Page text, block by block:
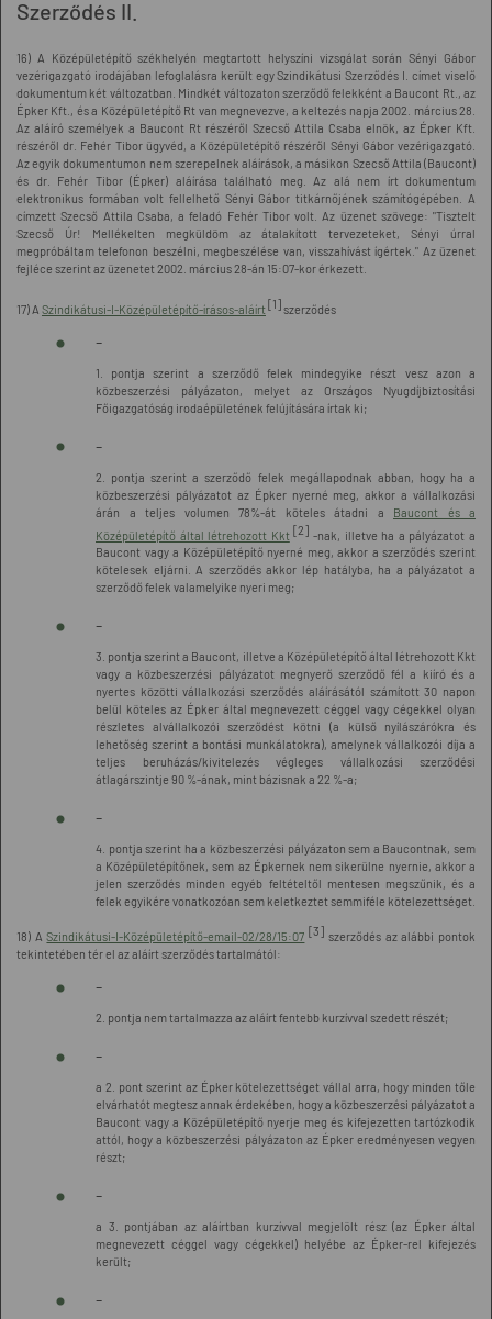
Szerződés II.
16) A Középületépítő székhelyén megtartott helyszíni vizsgálat során Sényi Gábor
vezérigazgató irodájában lefoglalásra került egy Szindikátusi Szerződés I. címet viselő
dokumentum két változatban. Mindkét változaton szerződő felekként a Baucont Rt., az
Épker Kft., és a Középületépítő Rt van megnevezve, a keltezés napja 2002. március 28.
Az aláíró személyek a Baucont Rt részéről Szecső Attila Csaba elnök, az Épker Kft.
részéről dr. Fehér Tibor ügyvéd, a Középületépítő részéről Sényi Gábor vezérigazgató.
Az egyik dokumentumon nem szerepelnek aláírások, a másikon Szecső Attila (Baucont)
és dr. Fehér Tibor (Épker) aláírása található meg. Az alá nem írt dokumentum
elektronikus formában volt fellelhető Sényi Gábor titkárnőjének számítógépében. A
címzett Szecső Attila Csaba, a feladó Fehér Tibor volt. Az üzenet szövege: "Tisztelt
Szecső Úr! Mellékelten megküldöm az átalakított tervezeteket, Sényi úrral
megpróbáltam telefonon beszélni, megbeszélése van, visszahívást ígértek." Az üzenet
fejléce szerint az üzenetet 2002. március 28-án 15:07-kor érkezett.
17) A Szindikátusi-I-Középületépítő-írásos-aláírt[1]szerződés
-
1. pontja szerint a szerződő felek mindegyike részt vesz azon a
közbeszerzési pályázaton, melyet az Országos Nyugdíjbiztosítási
Főigazgatóság irodaépületének felújítására írtak ki;
-
2. pontja szerint a szerződő felek megállapodnak abban, hogy ha a
közbeszerzési pályázatot az Épker nyerné meg, akkor a vállalkozási
árán a teljes volumen 78%-át köteles átadni a Baucont és a
Középületépítő által létrehozott Kkt [2] -nak, illetve ha a pályázatot a
Baucont vagy a Középületépítő nyerné meg, akkor a szerződés szerint
kötelesek eljárni. A szerződés akkor lép hatályba, ha a pályázatot a
szerződő felek valamelyike nyeri meg;
-
3. pontja szerint a Baucont, illetve a Középületépítő által létrehozott Kkt
vagy a közbeszerzési pályázatot megnyerő szerződő fél a kiíró és a
nyertes közötti vállalkozási szerződés aláírásától számított 30 napon
belül köteles az Épker által megnevezett céggel vagy cégekkel olyan
részletes alvállalkozói szerződést kötni (a külső nyílászárókra és
lehetőség szerint a bontási munkálatokra), amelynek vállalkozói díja a
teljes beruházás/kivitelezés végleges vállalkozási szerződési
átlagárszintje 90 %-ának, mint bázisnak a 22 %-a;
-
4. pontja szerint ha a közbeszerzési pályázaton sem a Baucontnak, sem
a Középületépítőnek, sem az Épkernek nem sikerülne nyernie, akkor a
jelen szerződés minden egyéb feltételtől mentesen megszűnik, és a
felek egyikére vonatkozóan sem keletkeztet semmiféle kötelezettséget.
18) ASzindikátusi-I-Középületépítő-email-02/28/15:07 [3] szerződés az alábbi pontok
tekintetében tér el az aláírt szerződés tartalmától:
-
2. pontja nem tartalmazza az aláírt fentebb kurzívval szedett részét;
-
a 2. pont szerint az Épker kötelezettséget vállal arra, hogy minden tőle
elvárhatót megtesz annak érdekében, hogy a közbeszerzési pályázatot a
Baucont vagy a Középületépítő nyerje meg és kifejezetten tartózkodik
attól, hogy a közbeszerzési pályázaton az Épker eredményesen vegyen
részt;
-
a 3. pontjában az aláírtban kurzívval megjelölt rész (az Épker által
megnevezett céggel vagy cégekkel) helyébe az Épker-rel kifejezés
került;
-